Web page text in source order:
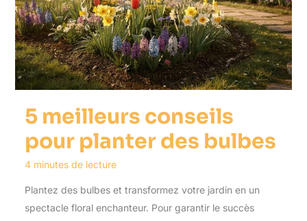
5 meilleurs conseils
pour planter des bulbes
4 minutes de lecture
Plantez des bulbes et transformez votre jardin en un
spectacle floral enchanteur. Pour garantir le succès